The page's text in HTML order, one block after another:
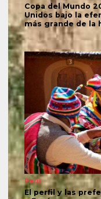
Copa del Mundo
Unidos bajo la
más grande de la
Perú
El perfil y las